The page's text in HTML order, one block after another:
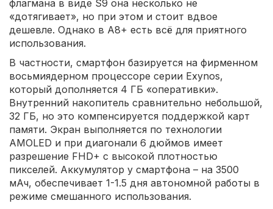
флагмана в виде S9 она несколько не
«дотягивает», но при этом и стоит вдвое
дешевле. Однако в A8+ есть всё для приятного
использования.
В частности, смартфон базируется на фирменном
восьмиядерном процессоре серии Exynos,
который дополняется 4 ГБ «оперативки».
Внутренний накопитель сравнительно небольшой,
32 ГБ, но это компенсируется поддержкой карт
памяти. Экран выполняется по технологии
AMOLED и при диагонали 6 дюймов имеет
разрешение FHD+ с высокой плотностью
пикселей. Аккумулятор у смартфона – на 3500
мАч, обеспечивает 1-1.5 дня автономной работы в
режиме смешанного использования.